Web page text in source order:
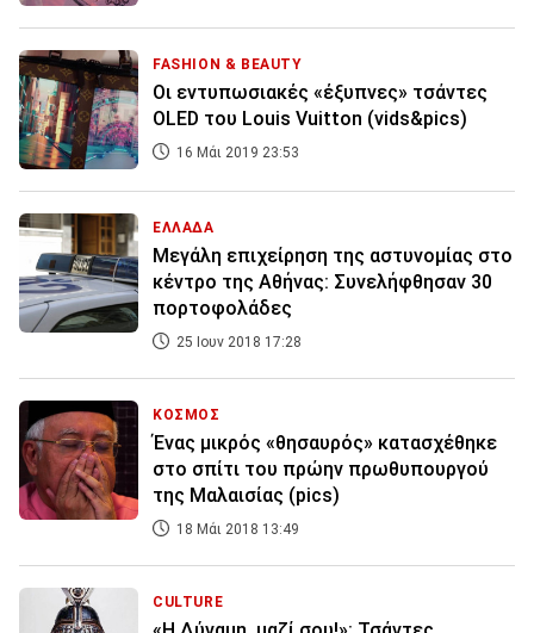
FASHION & BEAUTY
Οι εντυπωσιακές «έξυπνες» τσάντες
OLED του Louis Vuitton (vids&pics)
16 Μάι 2019 23:53
ΕΛΛΑΔΑ
Μεγάλη επιχείρηση της αστυνομίας στο
κέντρο της Αθήνας: Συνελήφθησαν 30
πορτοφολάδες
25 Ιουν 2018 17:28
ΚΟΣΜΟΣ
Ένας μικρός «θησαυρός» κατασχέθηκε
στο σπίτι του πρώην πρωθυπουργού
της Μαλαισίας (pics)
18 Μάι 2018 13:49
CULTURE